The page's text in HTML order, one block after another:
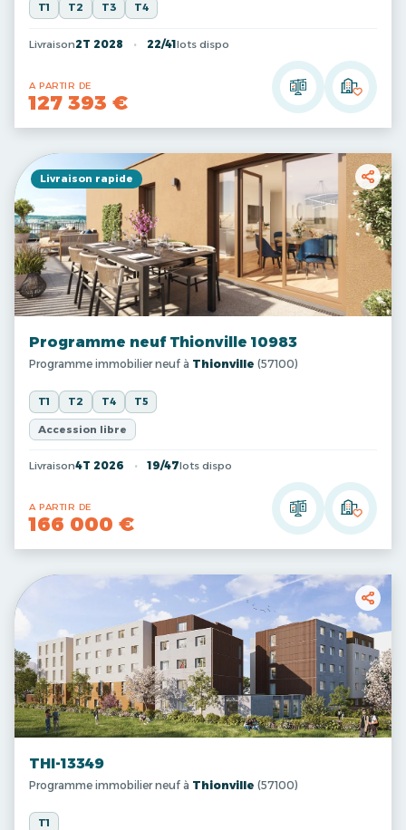
T1 T2 T3 T4
Livraison2T 2028 22/41 lots dispo
A PARTIR DE
127 393 €
Livraison rapide
Programme neuf Thionville 10983
Programme immobilier neuf à Thionville (57100)
T1 T2 T4 T5
Accession libre
Livraison4T 2026 19/47lots dispo
A PARTIR DE
166 000 €
THI-13349
Programme immobilier neuf à Thionville (57100)
T1